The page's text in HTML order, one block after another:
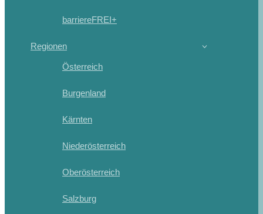
barriereFREI+
Regionen
Österreich
Burgenland
Kärnten
Niederösterreich
Oberösterreich
Salzburg